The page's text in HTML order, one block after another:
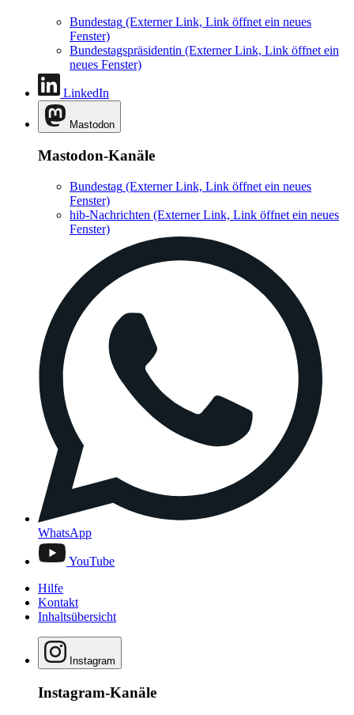
Bundestag (Externer Link, Link öffnet ein neues
Fenster)
Bundestagspräsidentin (Externer Link, Link öffnet ein
neues Fenster)
LinkedIn
Mastodon
Mastodon-Kanäle
Bundestag (Externer Link, Link öffnet ein neues
Fenster)
hib-Nachrichten (Externer Link, Link öffnet ein neues
Fenster)
WhatsApp
YouTube
Hilfe
Kontakt
Inhaltsübersicht
Instagram
Instagram-Kanäle